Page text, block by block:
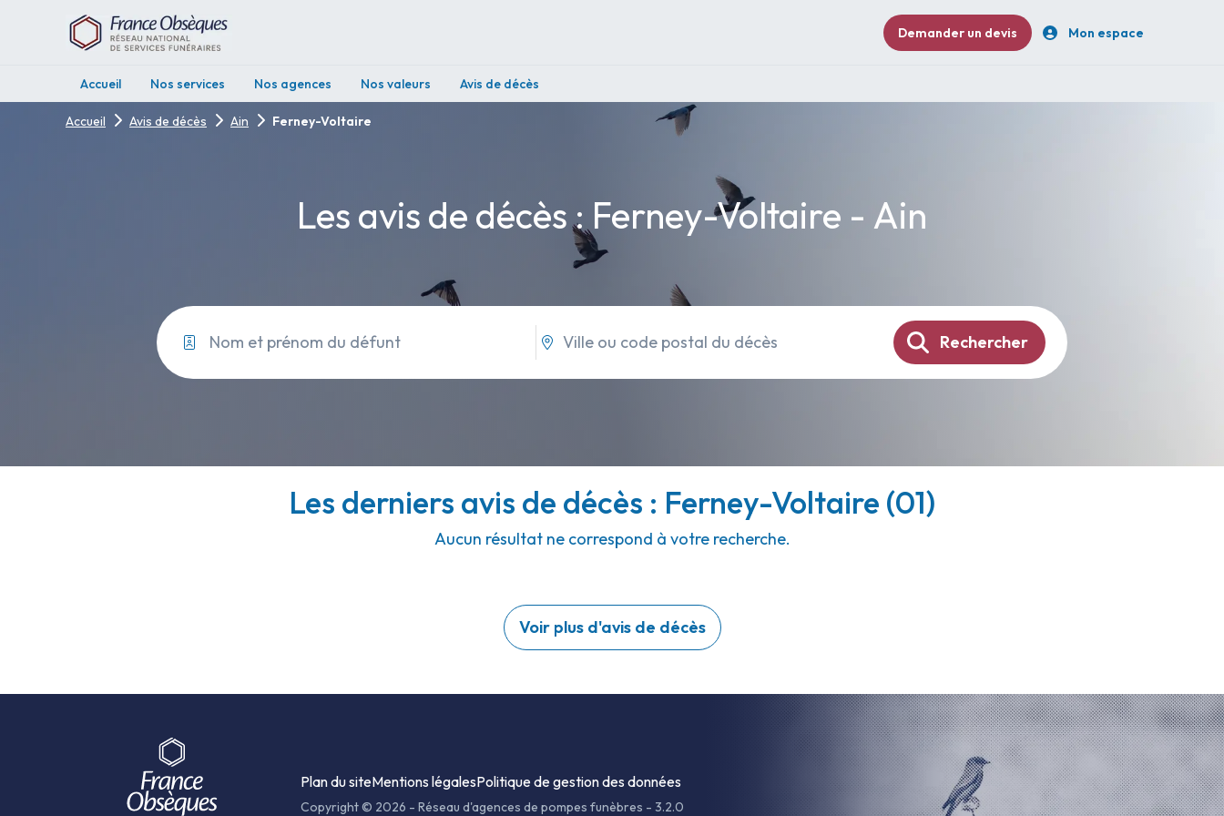
Demander un devis Mon espace
Accueil Nos services Nos agences Nos valeurs Avis de décès
Accueil Avis de décès Ain Ferney-Voltaire
Les avis de décès : Ferney-Voltaire - Ain
Rechercher
Les derniers avis de décès : Ferney-Voltaire (01)
Aucun résultat ne correspond à votre recherche.
Voir plus d'avis de décès
Plan du siteMentions légalesPolitique de gestion des données
Copyright © 2026 - Réseau d'agences de pompes funèbres - 3.2.0